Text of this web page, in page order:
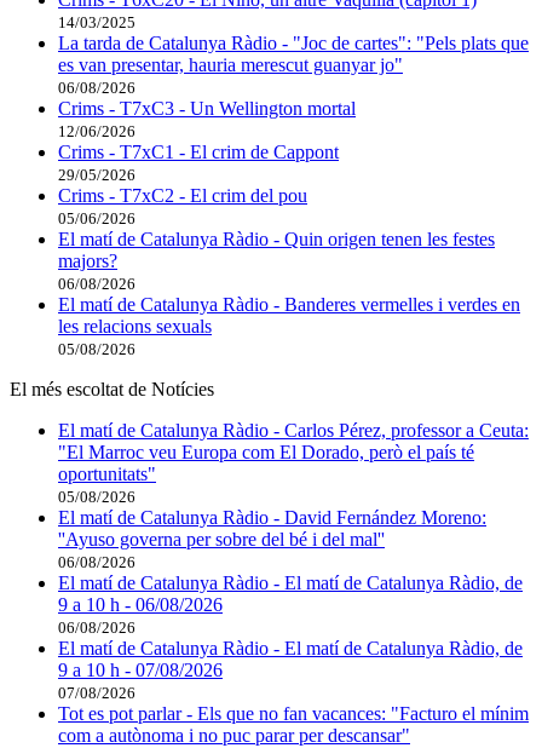
14/03/2025
La tarda de Catalunya Ràdio - "Joc de cartes": "Pels plats que
es van presentar, hauria merescut guanyar jo"
06/08/2026
Crims - T7xC3 - Un Wellington mortal
12/06/2026
Crims - T7xC1 - El crim de Cappont
29/05/2026
Crims - T7xC2 - El crim del pou
05/06/2026
El matí de Catalunya Ràdio - Quin origen tenen les festes
majors?
06/08/2026
El matí de Catalunya Ràdio - Banderes vermelles i verdes en
les relacions sexuals
05/08/2026
El més escoltat de Notícies
El matí de Catalunya Ràdio - Carlos Pérez, professor a Ceuta:
"El Marroc veu Europa com El Dorado, però el país té
oportunitats"
05/08/2026
El matí de Catalunya Ràdio - David Fernández Moreno:
''Ayuso governa per sobre del bé i del mal''
06/08/2026
El matí de Catalunya Ràdio - El matí de Catalunya Ràdio, de
9 a 10 h - 06/08/2026
06/08/2026
El matí de Catalunya Ràdio - El matí de Catalunya Ràdio, de
9 a 10 h - 07/08/2026
07/08/2026
Tot es pot parlar - Els que no fan vacances: "Facturo el mínim
com a autònoma i no puc parar per descansar"